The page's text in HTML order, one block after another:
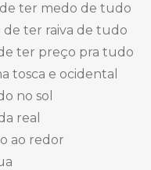
de ter medo de tudo
de ter raiva de tudo
ter preço pra tudo
tosca e ocidental
no sol
real
ao redor